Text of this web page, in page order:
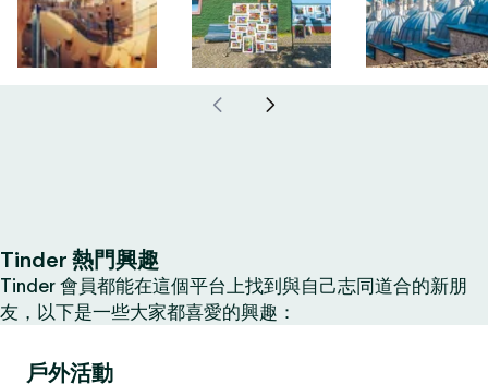
Tinder 熱門興趣
Tinder 會員都能在這個平台上找到與自己志同道合的新朋
友，以下是一些大家都喜愛的興趣：
戶外活動